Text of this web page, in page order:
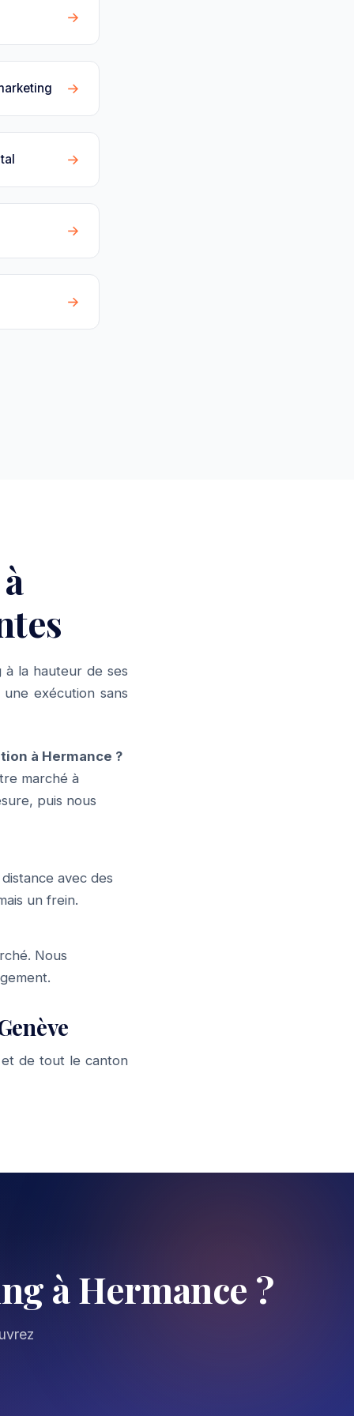
→
→
→
→
→
à la hauteur de ses
exécution sans
à Hermance ?
marché à
puis nous
avec des
un frein.
Nous
et de tout le canton
à Hermance ?